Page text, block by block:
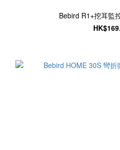
Bebird R1+挖耳監